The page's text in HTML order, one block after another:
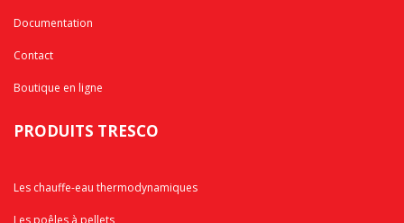
Documentation
Contact
Boutique en ligne
PRODUITS TRESCO
Les chauffe-eau thermodynamiques